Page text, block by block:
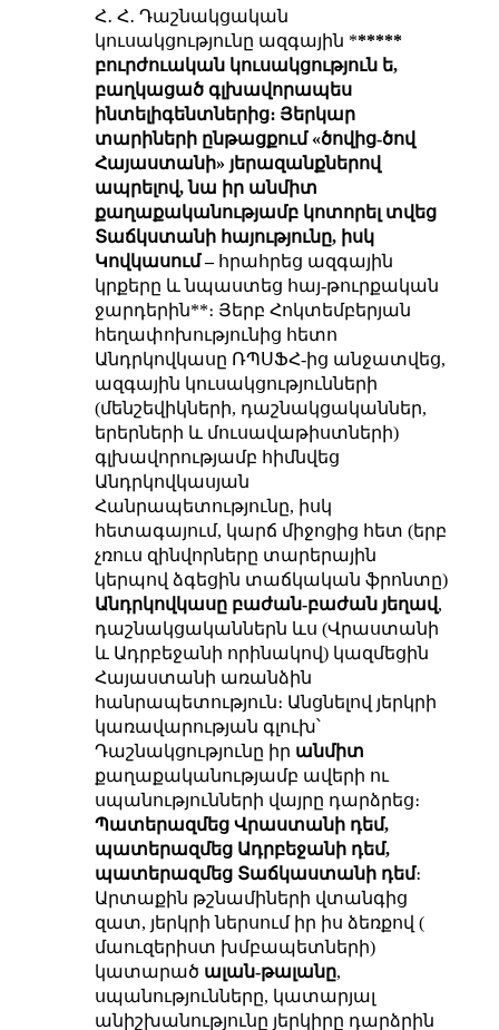
Հ․ Հ․ Դաշնակցական
կուսակցությունը ազգային ******
բուրժուական կուսակցություն ե,
բաղկացած գլխավորապես
ինտելիգենտներից։ Յերկար
տարիների ընթացքում «ծովից-ծով
Հայաստանի» յերազանքներով
ապրելով, նա իր անմիտ
քաղաքականությամբ կոտորել տվեց
Տաճկստանի հայությունը, իսկ
Կովկասում – հրահրեց ազգային
կրքերը և նպաստեց հայ-թուրքական
ջարդերին**։ Յերբ Հոկտեմբերյան
հեղափոխությունից հետո
Անդրկովկասը ՌՊՍՖՀ-ից անջատվեց,
ազգային կուսակցությունների
(մենշեվիկների, դաշնակցականներ,
երերների և մուսավաթիստների)
գլխավորությամբ հիմնվեց
Անդրկովկասյան
Հանրապետությունը, իսկ
հետագայում, կարճ միջոցից հետ (երբ
չռուս զինվորները տարերային
կերպով ձգեցին տաճկական ֆրոնտը)
Անդրկովկասը բաժան-բաժան յեղավ,
դաշնակցականներն ևս (Վրաստանի
և Ադրբեջանի որինակով) կազմեցին
Հայաստանի առանձին
հանրապետություն։ Անցնելով յերկրի
կառավարության գլուխ՝
Դաշնակցությունը իր անմիտ
քաղաքականությամբ ավերի ու
սպանությունների վայրը դարձրեց։
Պատերազմեց Վրաստանի դեմ,
պատերազմեց Ադրբեջանի դեմ,
պատերազմեց Տաճկաստանի դեմ։
Արտաքին թշնամիների վտանգից
զատ, յերկրի ներսում իր իս ձեռքով (
մաուզերիստ խմբապետների)
կատարած ալան-թալանը,
սպանությունները, կատարյալ
անիշխանությունը յերկիրը դարձրին